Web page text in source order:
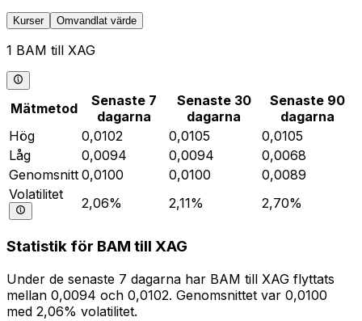
Kurser Omvandlat värde
1 BAM till XAG
Mätmetod
Senaste 7
dagarna
Senaste 30
dagarna
Senaste 90
dagarna
Hög
0,0102 0,0105
0,0105
Låg
0,0094 0,0094
0,0068
Genomsnitt 0,0100 0,0100
0,0089
Volatilitet
2,06% 2,11% 2,70%
Statistik för BAM till XAG
Under de senaste 7 dagarna har BAM till XAG flyttats
mellan 0,0094 och 0,0102. Genomsnittet var 0,0100
med 2,06% volatilitet.